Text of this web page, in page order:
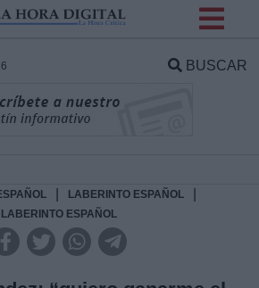
BUSCAR
LABERINTO ESPAÑOL
LABERINTO ESPAÑOL